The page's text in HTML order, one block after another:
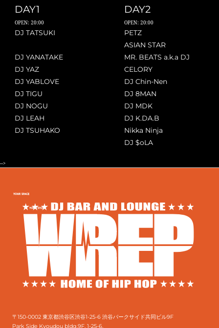
DAY1
OPEN: 20:00
DJ TATSUKI
DJ YANATAKE
DJ YAZ
DJ YABLOVE
DJ TIGU
DJ NOGU
DJ LEAH
DJ TSUHAKO
DAY2
OPEN: 20:00
PETZ
ASIAN STAR
MR. BEATS a.k.a DJ
CELORY
DJ Chin-Nen
DJ 8MAN
DJ MDK
DJ K.DA.B
Nikka Ninja
DJ $oLA
-->
〒150-0002 東京都渋谷区渋谷1-25-6 渋谷パークサイド共同ビル9F
Park Side Kyoudou bldg.9F, 1-25-6,